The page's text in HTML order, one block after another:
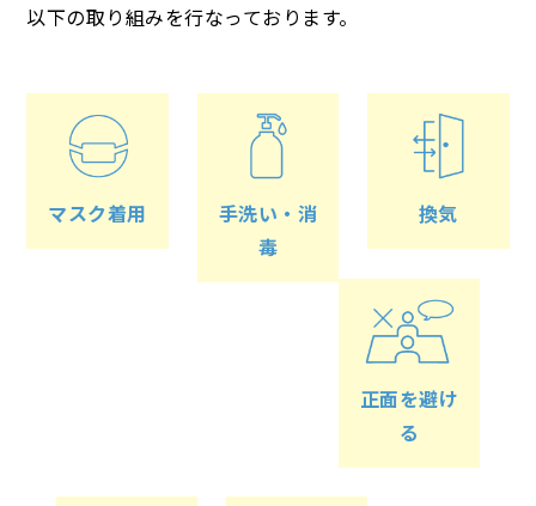
以下の取り組みを行なっております。
マスク着用
手洗い・消
毒
換気
正面を避け
る